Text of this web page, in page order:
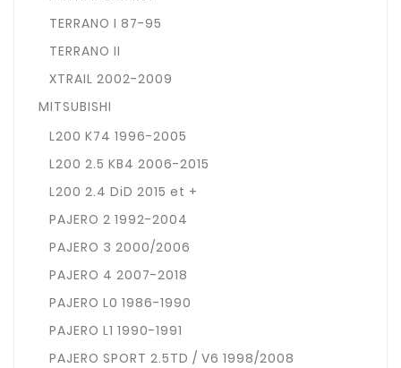
TERRANO I 87-95
TERRANO II
XTRAIL 2002-2009
MITSUBISHI
L200 K74 1996-2005
L200 2.5 KB4 2006-2015
L200 2.4 DiD 2015 et +
PAJERO 2 1992-2004
PAJERO 3 2000/2006
PAJERO 4 2007-2018
PAJERO L0 1986-1990
PAJERO L1 1990-1991
PAJERO SPORT 2.5TD / V6 1998/2008